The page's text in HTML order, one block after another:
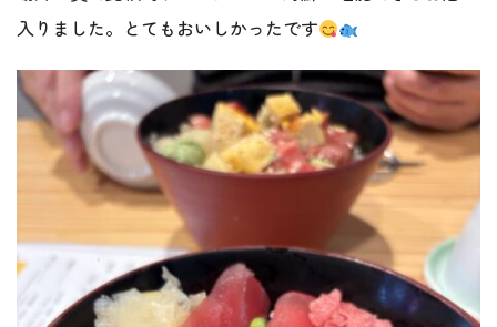
入りました。とてもおいしかったです